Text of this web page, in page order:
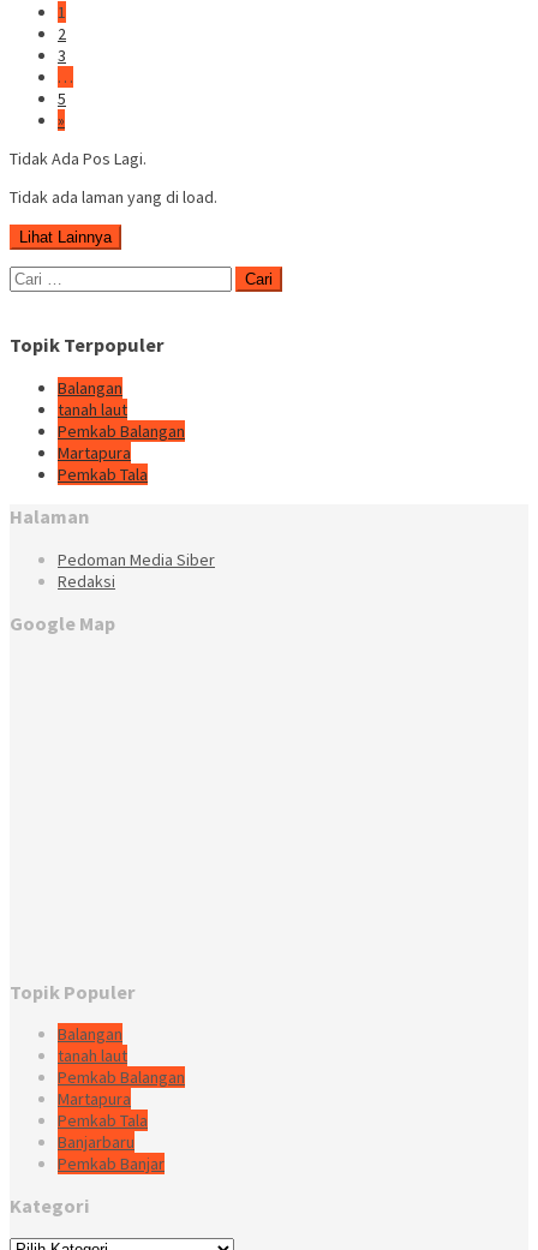
1
2
3
…
5
»
Tidak Ada Pos Lagi.
Tidak ada laman yang di load.
Lihat Lainnya
Cari
untuk:
Topik Terpopuler
Balangan
tanah laut
Pemkab Balangan
Martapura
Pemkab Tala
Halaman
Pedoman Media Siber
Redaksi
Google Map
Topik Populer
Balangan
tanah laut
Pemkab Balangan
Martapura
Pemkab Tala
Banjarbaru
Pemkab Banjar
Kategori